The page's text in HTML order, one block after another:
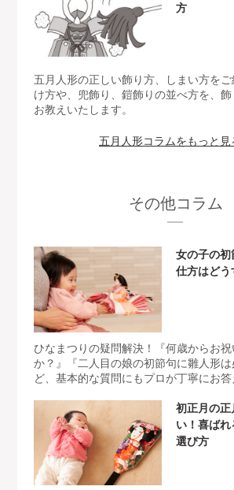
方
五月人形の正しい飾り方、しまい方を
け方や、兜飾り、鎧飾りの並べ方を、
お教えいたします。
五月人形コラムをもっと見
その他コラム
女の子の初
仕方はどう
ひなまつりの疑問解決！『何歳からお祝
か？』『二人目の娘の初節句に雛人形
ど、基本的な質問にもプロが丁寧にお答
初正月の正
い！喜ば
選び方